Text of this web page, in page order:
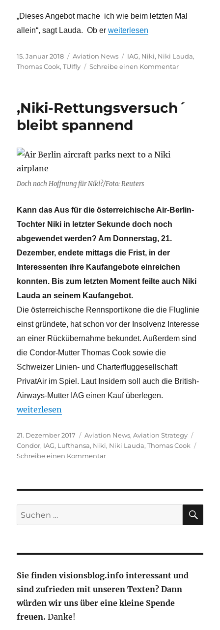
„Dieses Angebot mache ich wie beim letzten Mal
allein“, sagt Lauda. Ob er„Niki Lauda gibt nicht auf:
weiterlesen
Veröffentlicht
am
15. Januar 2018 Kategorien
Aviation News Schlagwörter
IAG, Niki, Niki Lauda,
Thomas Cook,TUIfly Schreibe einen Kommentarzu
,Niki-Rettungsversuch´
bleibt spannend
Doch noch Hoffnung für Niki?/Foto: Reuters
Kann das Aus für die österreichische Air-Berlin-
Tochter Niki in letzter Sekunde doch noch
abgewendet werden? Am Donnerstag, 21.
Dezember, endete mittags die Frist, in der
Interessenten ihre Kaufangebote einreichen
konnten. Bis zum letzten Moment feilte auch Niki
Lauda an seinem Kaufangebot.
Die österreichische Rennsportikone die die Fluglinie
einst gründete, hat schon vor der Insolvenz Interesse
an einer Rückübernahme bekundet. Außerdem sind
die Condor-Mutter Thomas Cook sowie die
Schweizer Linien- und Charterfluggesellschaft
PrivatAir im Spiel. Laut Insidern soll auch die British-
Airways-Mutter IAG einen Kauf überlegen.
„,Niki-Rettungsversuch´ bleibt spannend“
weiterlesen
Veröffentlicht
am
21. Dezember 2017 Kategorien
Aviation News,Aviation Strategy
Condor, IAG, Lufthansa, Niki, Niki Lauda,Thomas Cook
Schreibe einen Kommentarzu
spannend
Suche
nach:
Sie finden visionsblog.info interessant und
sind zufrieden mit unseren Texten? Dann
würden wir uns über eine kleine Spende
freuen. Danke!